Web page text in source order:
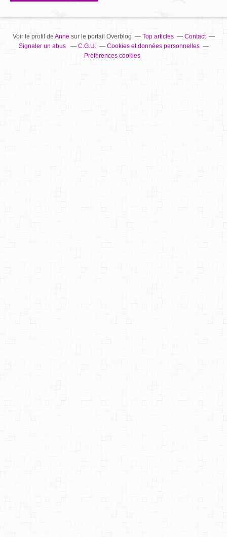
Voir le profil de Annesur le portail Overblog Top articles
Contact
Signaler un abus
C.G.U.
Cookies et données personnelles
Préférences cookies